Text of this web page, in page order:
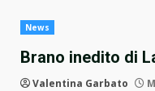
News
Brano inedito di
Valentina Garbato